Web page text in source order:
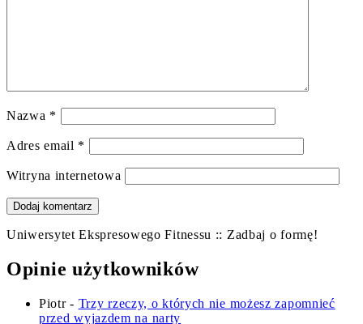
Nazwa *
Adres email *
Witryna internetowa
Uniwersytet Ekspresowego Fitnessu :: Zadbaj o formę!
Opinie użytkowników
Piotr- Trzy rzeczy, o których nie możesz zapomnieć
przed wyjazdem na narty